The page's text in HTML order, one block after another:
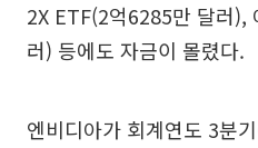
2X ETF(2억6285만 달러),
러) 등에도 자금이 몰렸다.
엔비디아가 회계연도 3분